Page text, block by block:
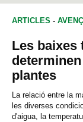
ARTICLES -
Les baixes
plantes
La relació entre la
les diverses
d'aigua, la